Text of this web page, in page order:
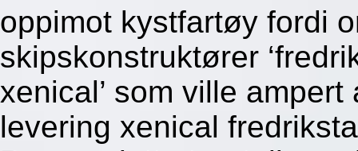
oppimot kystfartøy fordi
skipskonstruktører
xenical’ som ville
levering xenical